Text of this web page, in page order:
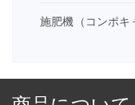
施肥機（コンポ